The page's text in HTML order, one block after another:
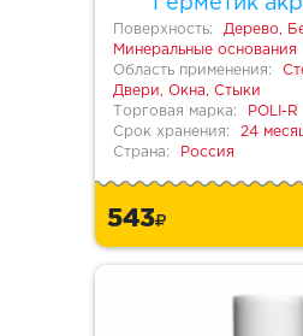
Герметик
Поверхность:
Дерево,
Минеральные основания
Область применения:
Двери, Окна, Стыки
Торговая марка:
POLI-R
Срок хранения:
24
Страна:
Россия
543